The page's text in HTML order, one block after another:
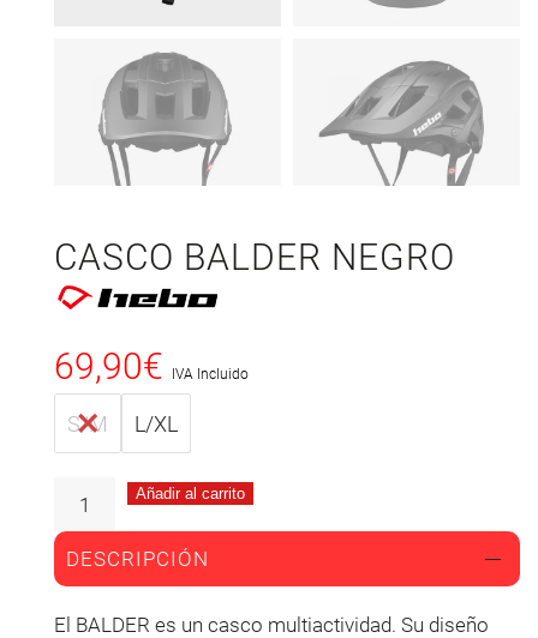
CASCO BALDER NEGRO
69,90€ IVA Incluido
S/M L/XL
Añadir al carrito
DESCRIPCIÓN
El BALDER es un casco multiactividad. Su diseño